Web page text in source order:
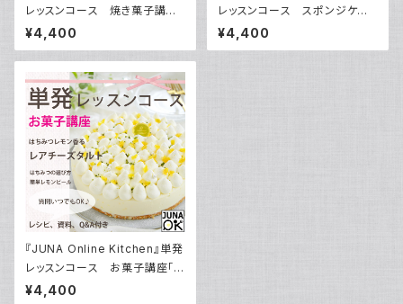
レッスンコース 焼き菓子講座
その1 「至福のガトーショコラ」
／動画ダウンロード付き！
¥4,400
レッスンコース スポンジケー
キ講座 その1 「いちごのショ
ートケーキ」／動画ダウンロード
¥4,400
『JUNA Online Kitchen』単発
レッスンコース お菓子講座「は
ちみつレモン香るレアチーズタ
¥4,400